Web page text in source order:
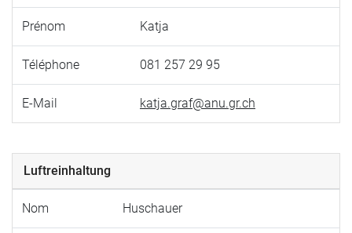
Prénom Katja
Téléphone 081 257 29 95
E-Mail katja.graf@anu.gr.ch
Luftreinhaltung
Nom Huschauer